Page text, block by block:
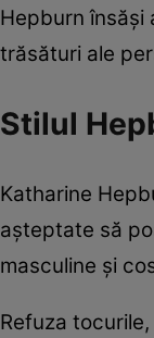
Hepburn însăși
trăsături ale
Stilul
Katharine
așteptate să
masculine și
Refuza